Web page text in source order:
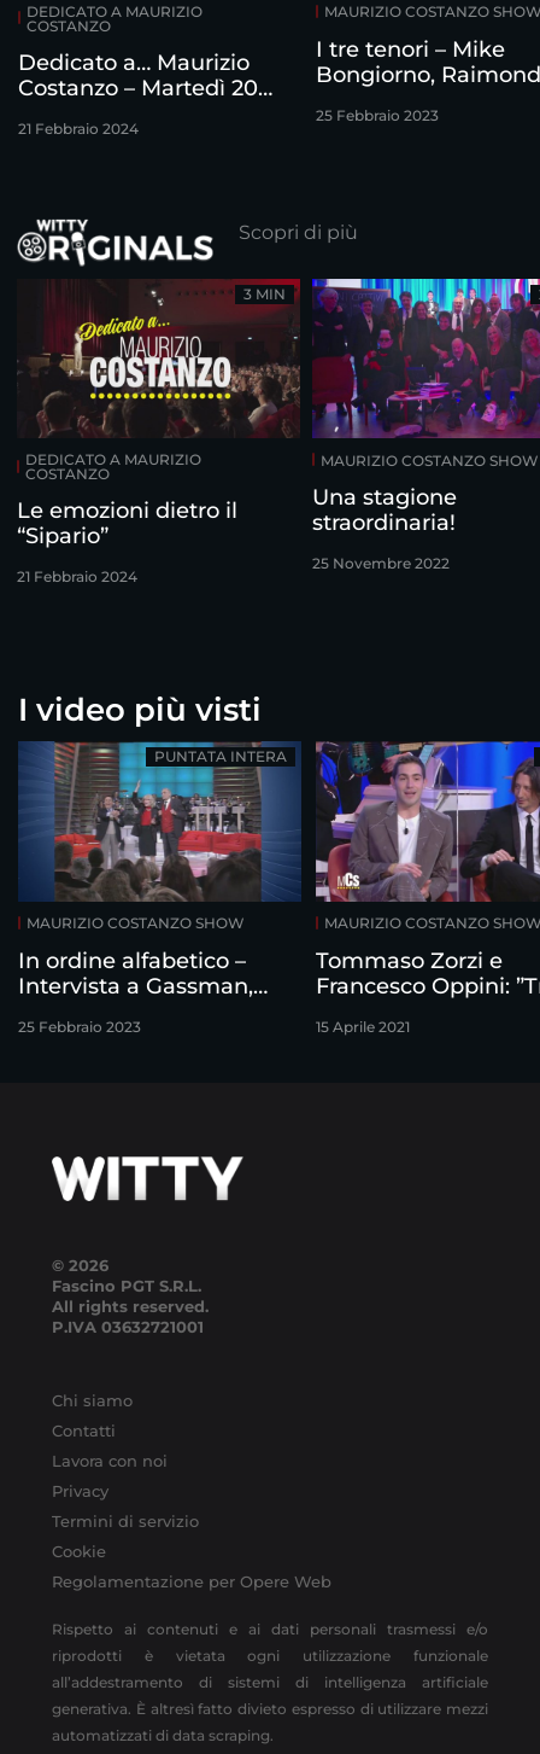
DEDICATO A MAURIZIO
COSTANZO
Dedicato a… Maurizio
Costanzo – Martedì 20
21 Febbraio 2024
MAURIZIO COSTANZO
I tre tenori – Mike
Bongiorno,
intervistati da
25 Febbraio 2023
Scopri di più
DEDICATO A MAURIZIO
COSTANZO
Le emozioni dietro il
“Sipario”
21 Febbraio 2024
3 MIN
MAURIZIO COSTANZO SHOW
Una stagione
straordinaria!
25 Novembre 2022
I video più visti
MAURIZIO COSTANZO SHOW
In ordine alfabetico –
Intervista a Gassman,
25 Febbraio 2023
PUNTATA INTERA
MAURIZIO COSTANZO
Tommaso Zorzi e
Francesco Oppini:
15 Aprile 2021
© 2026
Fascino PGT S.R.L.
All rights reserved.
P.IVA 03632721001
Chi siamo
Contatti
Lavora con noi
Privacy
Termini di servizio
Cookie
Regolamentazione per Opere Web
Rispetto ai contenuti e ai dati personali trasmessi e/o
riprodotti è vietata ogni utilizzazione funzionale
all’addestramento di sistemi di intelligenza artificiale
generativa. È altresì fatto divieto espresso di utilizzare mezzi
automatizzati di data scraping.